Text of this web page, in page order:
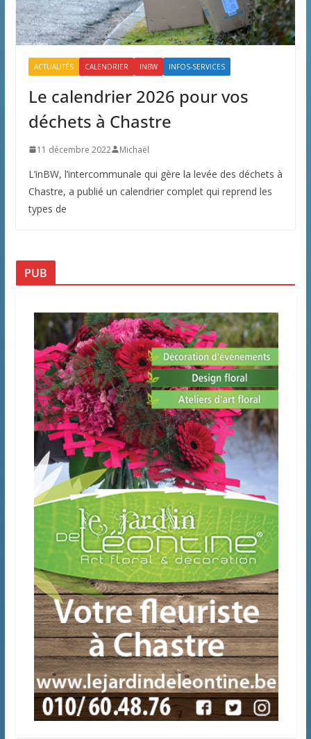
ACTUALITÉS CALENDRIER INBW INFOS-SERVICES
Le calendrier 2026 pour vos
déchets à Chastre
11 décembre 2022 Michaël
L’inBW, l’intercommunale qui gère la levée des déchets à
Chastre, a publié un calendrier complet qui reprend les
types de
PUB